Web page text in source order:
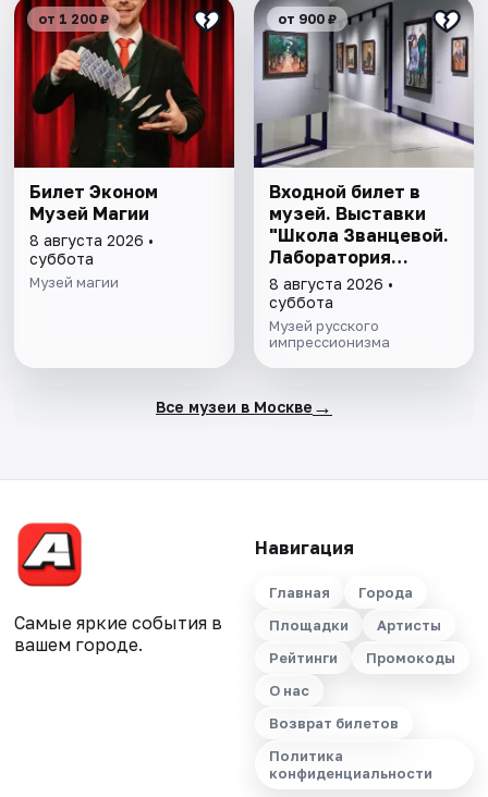
от 1 200 ₽
Билет Эконом
Музей Магии
8 августа 2026 •
суббота
Музей магии
от 900 ₽
Входной билет в
музей. Выставки
"Школа Званцевой.
Лаборатория
модернизма" и
"Хрупкие причуды:
от кондитерской к
музею"
8 августа 2026 •
суббота
Музей русского
импрессионизма
Все музеи в Москве →
Самые яркие события в
вашем городе.
Навигация
Главная
Города
Площадки
Артисты
Рейтинги
Промокоды
О нас
Возврат билетов
Политика
конфиденциальности